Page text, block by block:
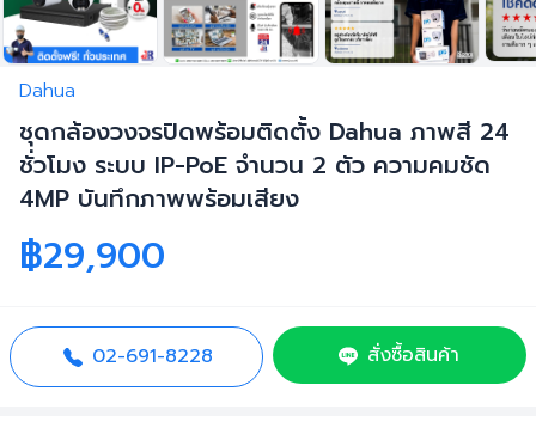
Dahua
ชุดกล้องวงจรปิดพร้อมติดตั้ง Dahua ภาพสี 24
ชั่วโมง ระบบ IP-PoE จำนวน 2 ตัว ความคมชัด
4MP บันทึกภาพพร้อมเสียง
฿29,900
02-691-8228 สั่งซื้อสินค้า